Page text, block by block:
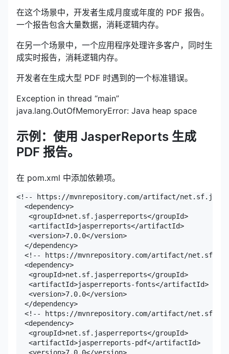
在这个场景中，开发者生成月度或年度的 PDF 报告。
一个报告包含大量数据，消耗逻辑内存。
在另一个场景中，一个应用程序处理许多客户，同时生
成实时报告，消耗逻辑内存。
开发者在生成大型 PDF 时遇到的一个标准错误。
Exception in thread “main”
java.lang.OutOfMemoryError: Java heap space
示例：使用 JasperReports 生成
PDF 报告。
在 pom.xml 中添加依赖项。
<!-- https://mvnrepository.com/artifact/
  <dependency>
   <groupId>net.sf.jasperreports</groupId>
   <artifactId>jasperreports</artifactId>
   <version>7.0.0</version>
  </dependency>
<!-- https://mvnrepository.com/artifact/
  <dependency>
   <groupId>net.sf.jasperreports</groupId>
   <artifactId>jasperreports-fonts</artifactId>
   <version>7.0.0</version>
  </dependency>
<!-- https://mvnrepository.com/artifact/
  <dependency>
   <groupId>net.sf.jasperreports</groupId>
   <artifactId>jasperreports-pdf</artifactId>